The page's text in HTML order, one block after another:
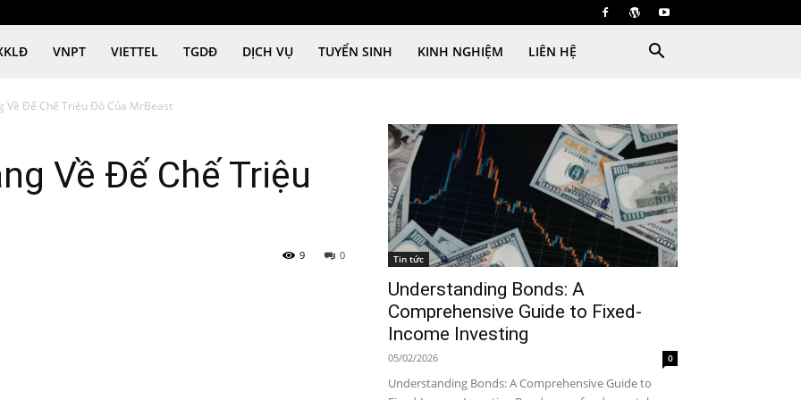
VNPT VIETTEL TGDĐ DỊCH VỤ TUYỂN SINH KINH NGHIỆM LIÊN HỆ
Về Đế Chế Triệu Đô Của MrBeast
Về Đế Chế Triệu
0
9 Tin tức
Understanding Bonds: A
Comprehensive Guide to Fixed-
Income Investing
05/02/2026 0
Understanding Bonds: A Comprehensive Guide to